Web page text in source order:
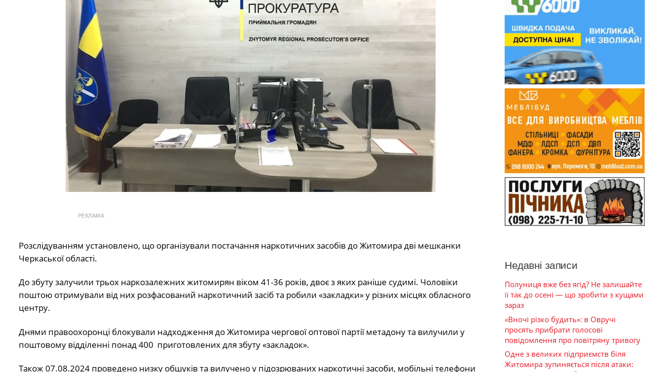
РЕКЛАМА
Розслідуванням установлено, що організували постачання наркотичних засобів до Житомира дві мешканки
Черкаської області.
До збуту залучили трьох наркозалежних житомирян віком 41-36 років, двоє з яких раніше судимі. Чоловіки
поштою отримували від них розфасований наркотичний засіб та робили «закладки» у різних місцях обласного
центру.
Днями правоохоронці блокували надходження до Житомира чергової оптової партії метадону та вилучили у
поштовому відділенні понад 400 приготовлених для збуту «закладок».
Також 07.08.2024 проведено низку обшуків та вилучено у підозрюваних наркотичні засоби, мобільні телефони
Недавні записи
Полуниця вже без ягід? Не залишайте
її так до осені — що зробити з кущами
зараз
«Вночі різко будить»: в Овручі
просять прибрати голосові
повідомлення про повітряну тривогу
Одне з великих підприємств біля
Житомира зупиняється після атаки: